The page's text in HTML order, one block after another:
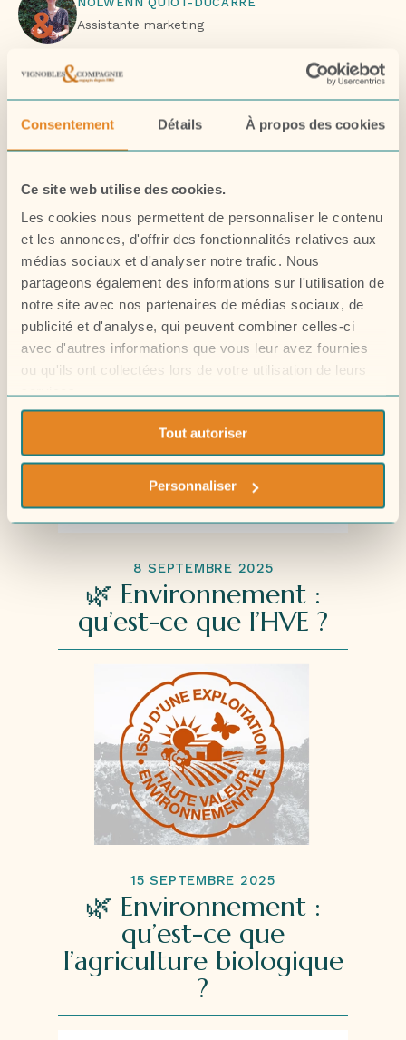
Consentement Détails À propos des cookies
Ce site web utilise des cookies.
Les cookies nous permettent de personnaliser le contenu
et les annonces, d'offrir des fonctionnalités relatives aux
médias sociaux et d'analyser notre trafic. Nous
partageons également des informations sur l'utilisation de
notre site avec nos partenaires de médias sociaux, de
publicité et d'analyse, qui peuvent combiner celles-ci
avec d'autres informations que vous leur avez fournies
ou qu'ils ont collectées lors de votre utilisation de leurs
services.
Tout autoriser
Personnaliser
Assistante marketing
NOS ARTICLES
SIMILAIRES
6 OCTOBRE 2025
🌿 Environnement : le
label Bee Friendly
8 SEPTEMBRE 2025
🌿 Environnement :
qu’est-ce que l’HVE ?
15 SEPTEMBRE 2025
🌿 Environnement :
qu’est-ce que
l’agriculture biologique
?